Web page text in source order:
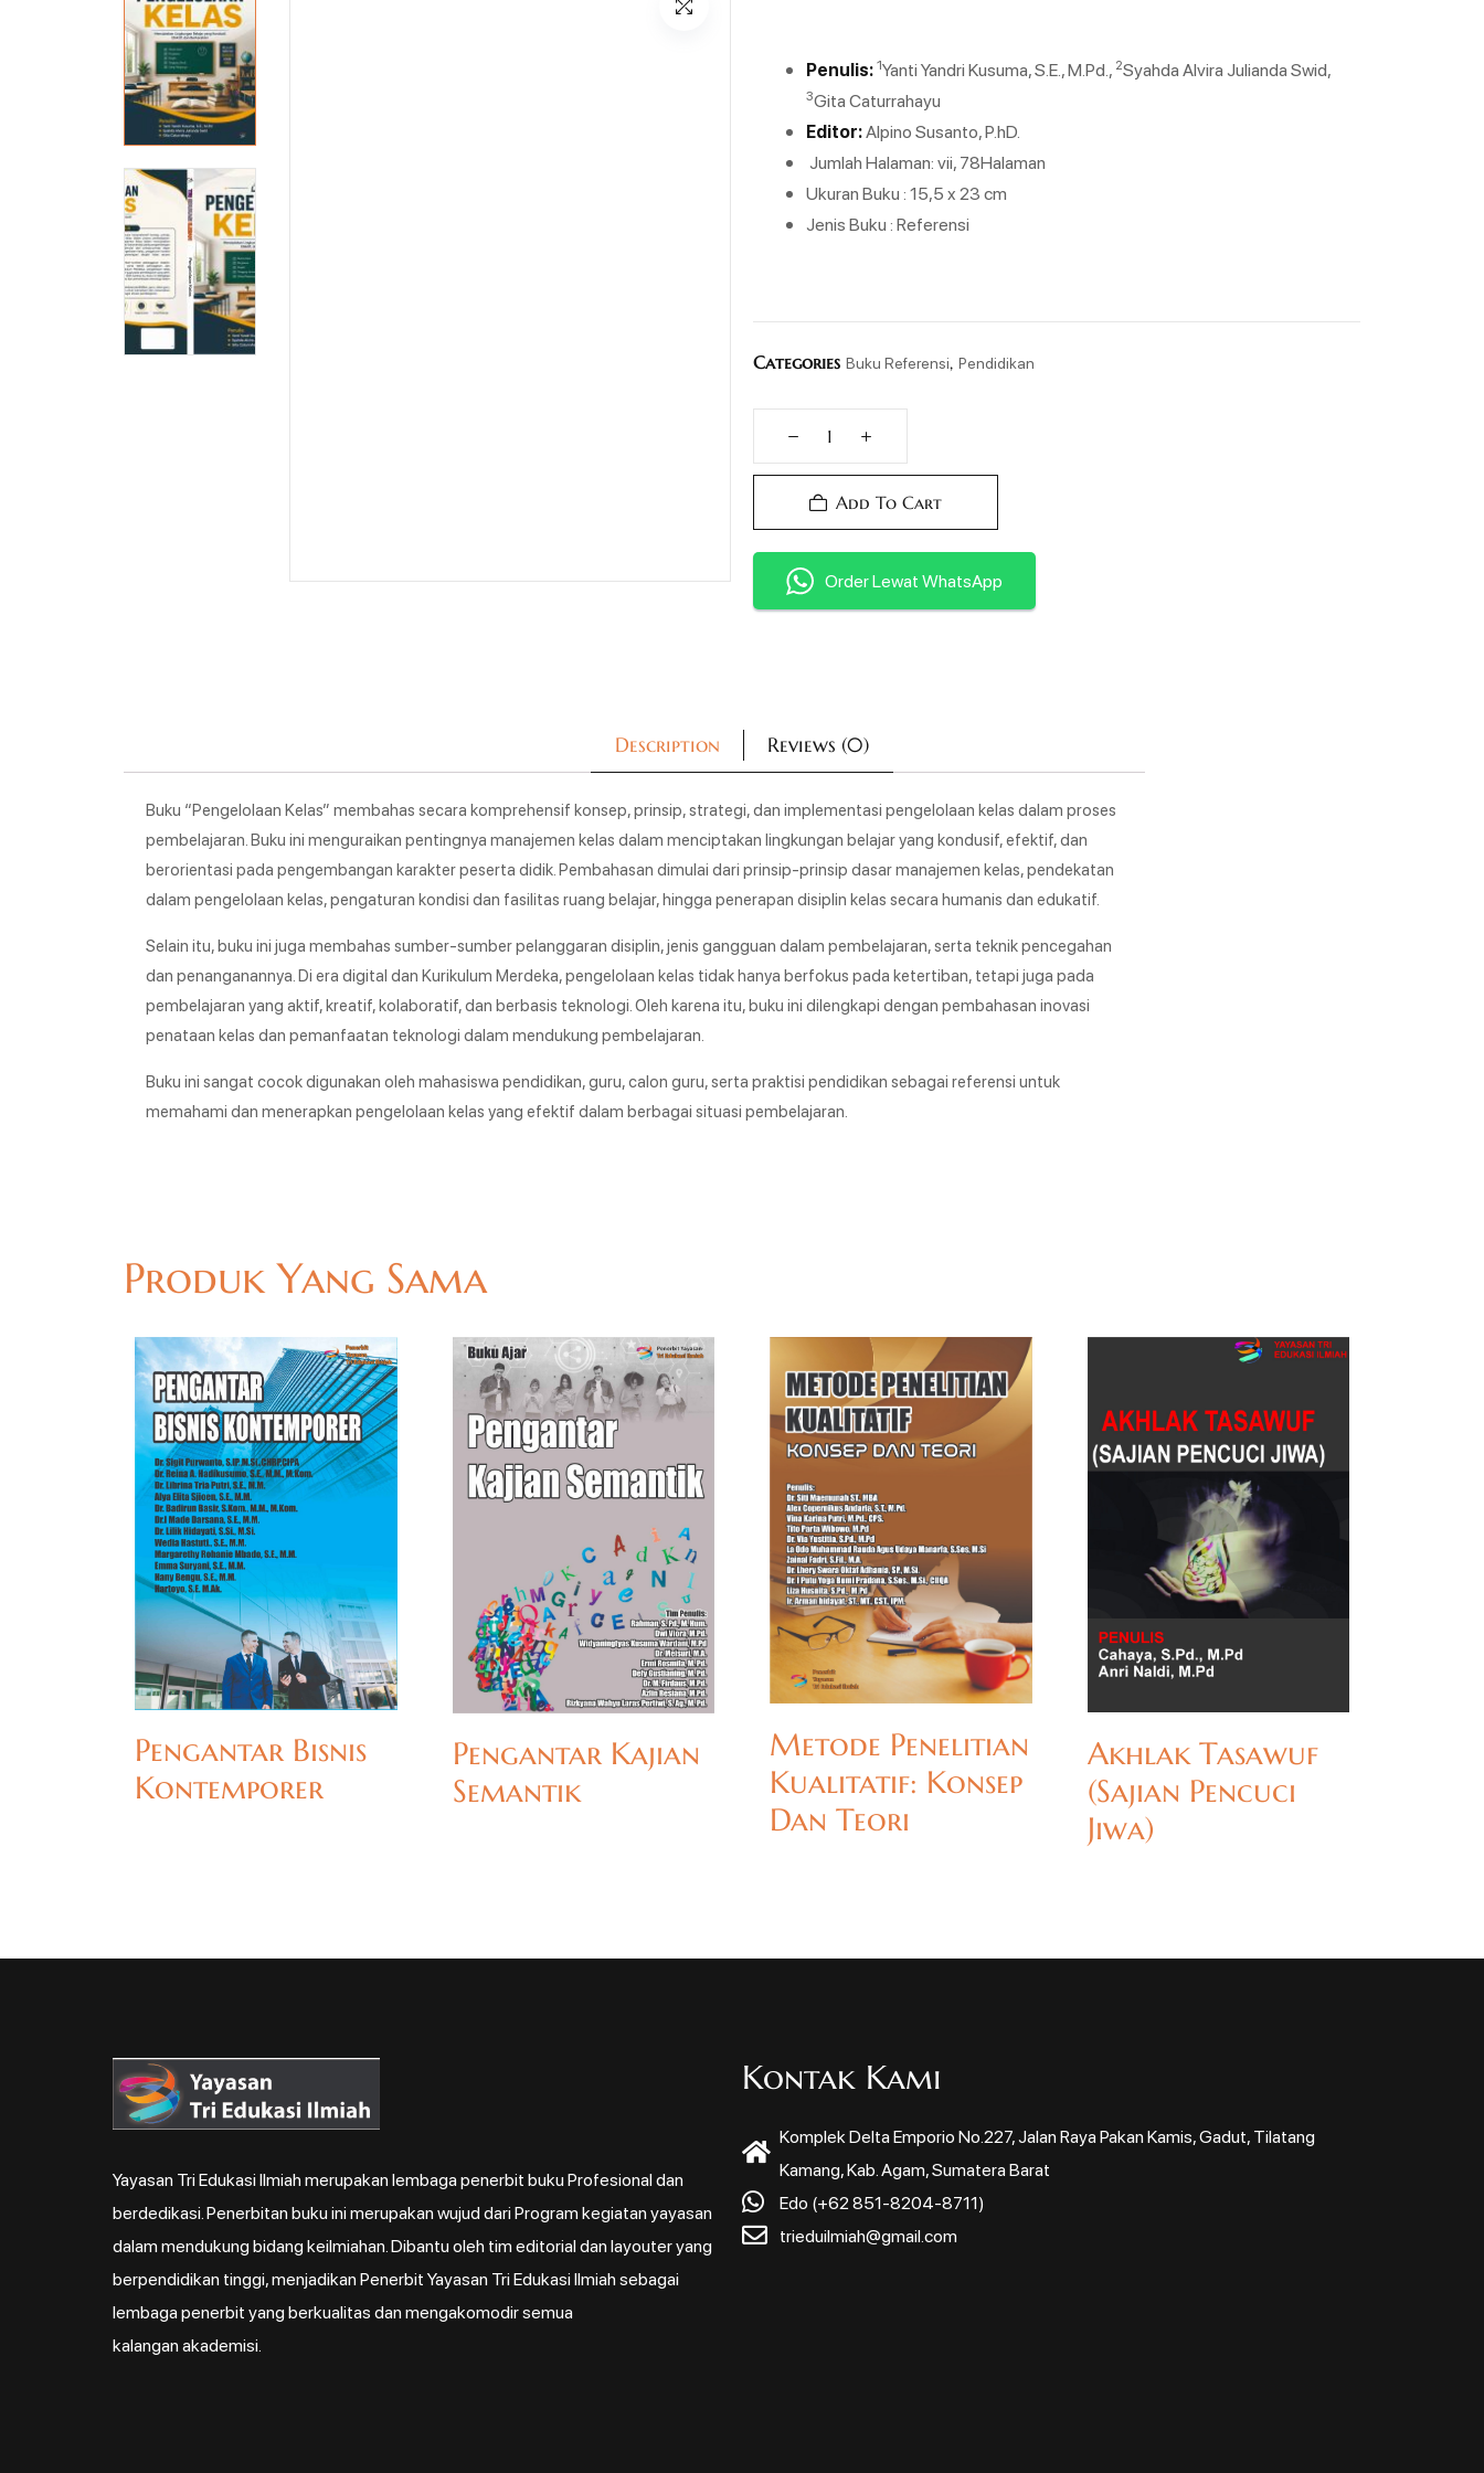
Penulis:1Yanti Yandri Kusuma, S.E., M.Pd., 2Syahda Alvira Julianda Swid,
3Gita Caturrahayu
Editor:Alpino Susanto, P.hD.
Jumlah Halaman: vii, 78Halaman
Ukuran Buku : 15,5 x 23 cm
Jenis Buku : Referensi
Categories Buku Referensi, Pendidikan
Add To Cart
Order Lewat WhatsApp
Description Reviews (0)
Buku “Pengelolaan Kelas” membahas secara komprehensif konsep, prinsip, strategi, dan implementasi pengelolaan kelas dalam proses
pembelajaran. Buku ini menguraikan pentingnya manajemen kelas dalam menciptakan lingkungan belajar yang kondusif, efektif, dan
berorientasi pada pengembangan karakter peserta didik. Pembahasan dimulai dari prinsip-prinsip dasar manajemen kelas, pendekatan
dalam pengelolaan kelas, pengaturan kondisi dan fasilitas ruang belajar, hingga penerapan disiplin kelas secara humanis dan edukatif.
Selain itu, buku ini juga membahas sumber-sumber pelanggaran disiplin, jenis gangguan dalam pembelajaran, serta teknik pencegahan
dan penanganannya. Di era digital dan Kurikulum Merdeka, pengelolaan kelas tidak hanya berfokus pada ketertiban, tetapi juga pada
pembelajaran yang aktif, kreatif, kolaboratif, dan berbasis teknologi. Oleh karena itu, buku ini dilengkapi dengan pembahasan inovasi
penataan kelas dan pemanfaatan teknologi dalam mendukung pembelajaran.
Buku ini sangat cocok digunakan oleh mahasiswa pendidikan, guru, calon guru, serta praktisi pendidikan sebagai referensi untuk
memahami dan menerapkan pengelolaan kelas yang efektif dalam berbagai situasi pembelajaran.
Produk Yang Sama
Pengantar Bisnis
Kontemporer
Pengantar Kajian
Semantik
Metode Penelitian
Kualitatif: Konsep
Dan Teori
Akhlak Tasawuf
(Sajian Pencuci
Jiwa)
Yayasan Tri Edukasi Ilmiah merupakan lembaga penerbit buku Profesional dan
berdedikasi. Penerbitan buku ini merupakan wujud dari Program kegiatan yayasan
dalam mendukung bidang keilmiahan. Dibantu oleh tim editorial dan layouter yang
berpendidikan tinggi, menjadikan Penerbit Yayasan Tri Edukasi Ilmiah sebagai
lembaga penerbit yang berkualitas dan mengakomodir semua
kalangan akademisi.
Kontak Kami
Komplek Delta Emporio No.227, Jalan Raya Pakan Kamis, Gadut, Tilatang
Kamang, Kab. Agam, Sumatera Barat
Edo (+62 851-8204-8711)
trieduilmiah@gmail.com